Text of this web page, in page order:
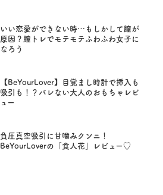
いい恋愛ができない時…もしかして膣が
原因？膣トレでモテモテふわふわ女子に
なろう
【BeYourLover】目覚まし時計で挿入も
吸引も！？バレない大人のおもちゃレビ
ュー
負圧真空吸引に甘噛みクンニ！
BeYourLoverの「食人花」レビュー♡